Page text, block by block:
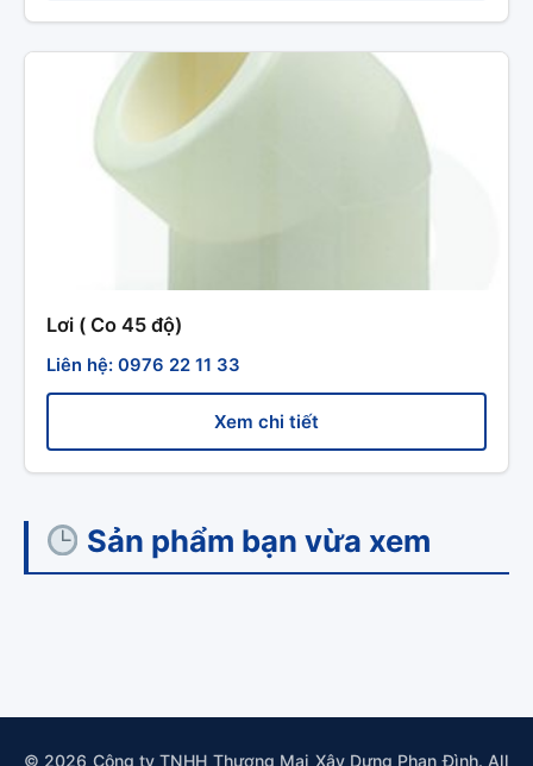
Lơi ( Co 45 độ)
Liên hệ: 0976 22 11 33
Xem chi tiết
Sản phẩm bạn vừa xem
© 2026 Công ty TNHH Thương Mại Xây Dựng Phan Đình. All